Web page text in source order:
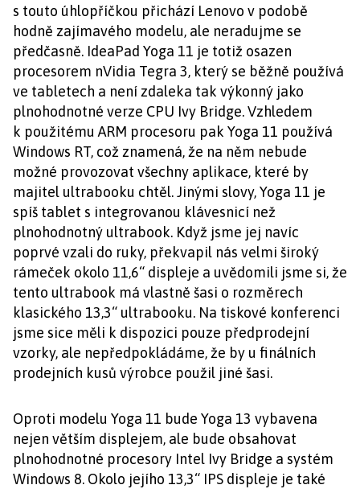
s touto úhlopříčkou přichází Lenovo v podobě
hodně zajímavého modelu, ale neradujme se
předčasně. IdeaPad Yoga 11 je totiž osazen
procesorem nVidia Tegra 3, který se běžně používá
ve tabletech a není zdaleka tak výkonný jako
plnohodnotné verze CPU Ivy Bridge. Vzhledem
k použitému ARM procesoru pak Yoga 11 používá
Windows RT, což znamená, že na něm nebude
možné provozovat všechny aplikace, které by
majitel ultrabooku chtěl. Jinými slovy, Yoga 11 je
spíš tablet s integrovanou klávesnicí než
plnohodnotný ultrabook. Když jsme jej navíc
poprvé vzali do ruky, překvapil nás velmi široký
rámeček okolo 11,6“ displeje a uvědomili jsme si, že
tento ultrabook má vlastně šasi o rozměrech
klasického 13,3“ ultrabooku. Na tiskové konferenci
jsme sice měli k dispozici pouze předprodejní
vzorky, ale nepředpokládáme, že by u finálních
prodejních kusů výrobce použil jiné šasi.
Oproti modelu Yoga 11 bude Yoga 13 vybavena
nejen větším displejem, ale bude obsahovat
plnohodnotné procesory Intel Ivy Bridge a systém
Windows 8. Okolo jejího 13,3“ IPS displeje je také